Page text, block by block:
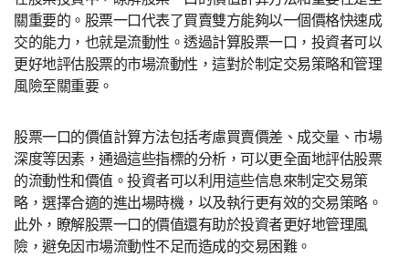
關重要的。股票一口代表了買賣雙方能夠以一個價格快速成
交的能力，也就是流動性。透過計算股票一口，投資者可以
更好地評估股票的市場流動性，這對於制定交易策略和管理
風險至關重要。
股票一口的價值計算方法包括考慮買賣價差、成交量、市場
深度等因素，通過這些指標的分析，可以更全面地評估股票
的流動性和價值。投資者可以利用這些信息來制定交易策
略，選擇合適的進出場時機，以及執行更有效的交易策略。
此外，瞭解股票一口的價值還有助於投資者更好地管理風
險，避免因市場流動性不足而造成的交易困難。